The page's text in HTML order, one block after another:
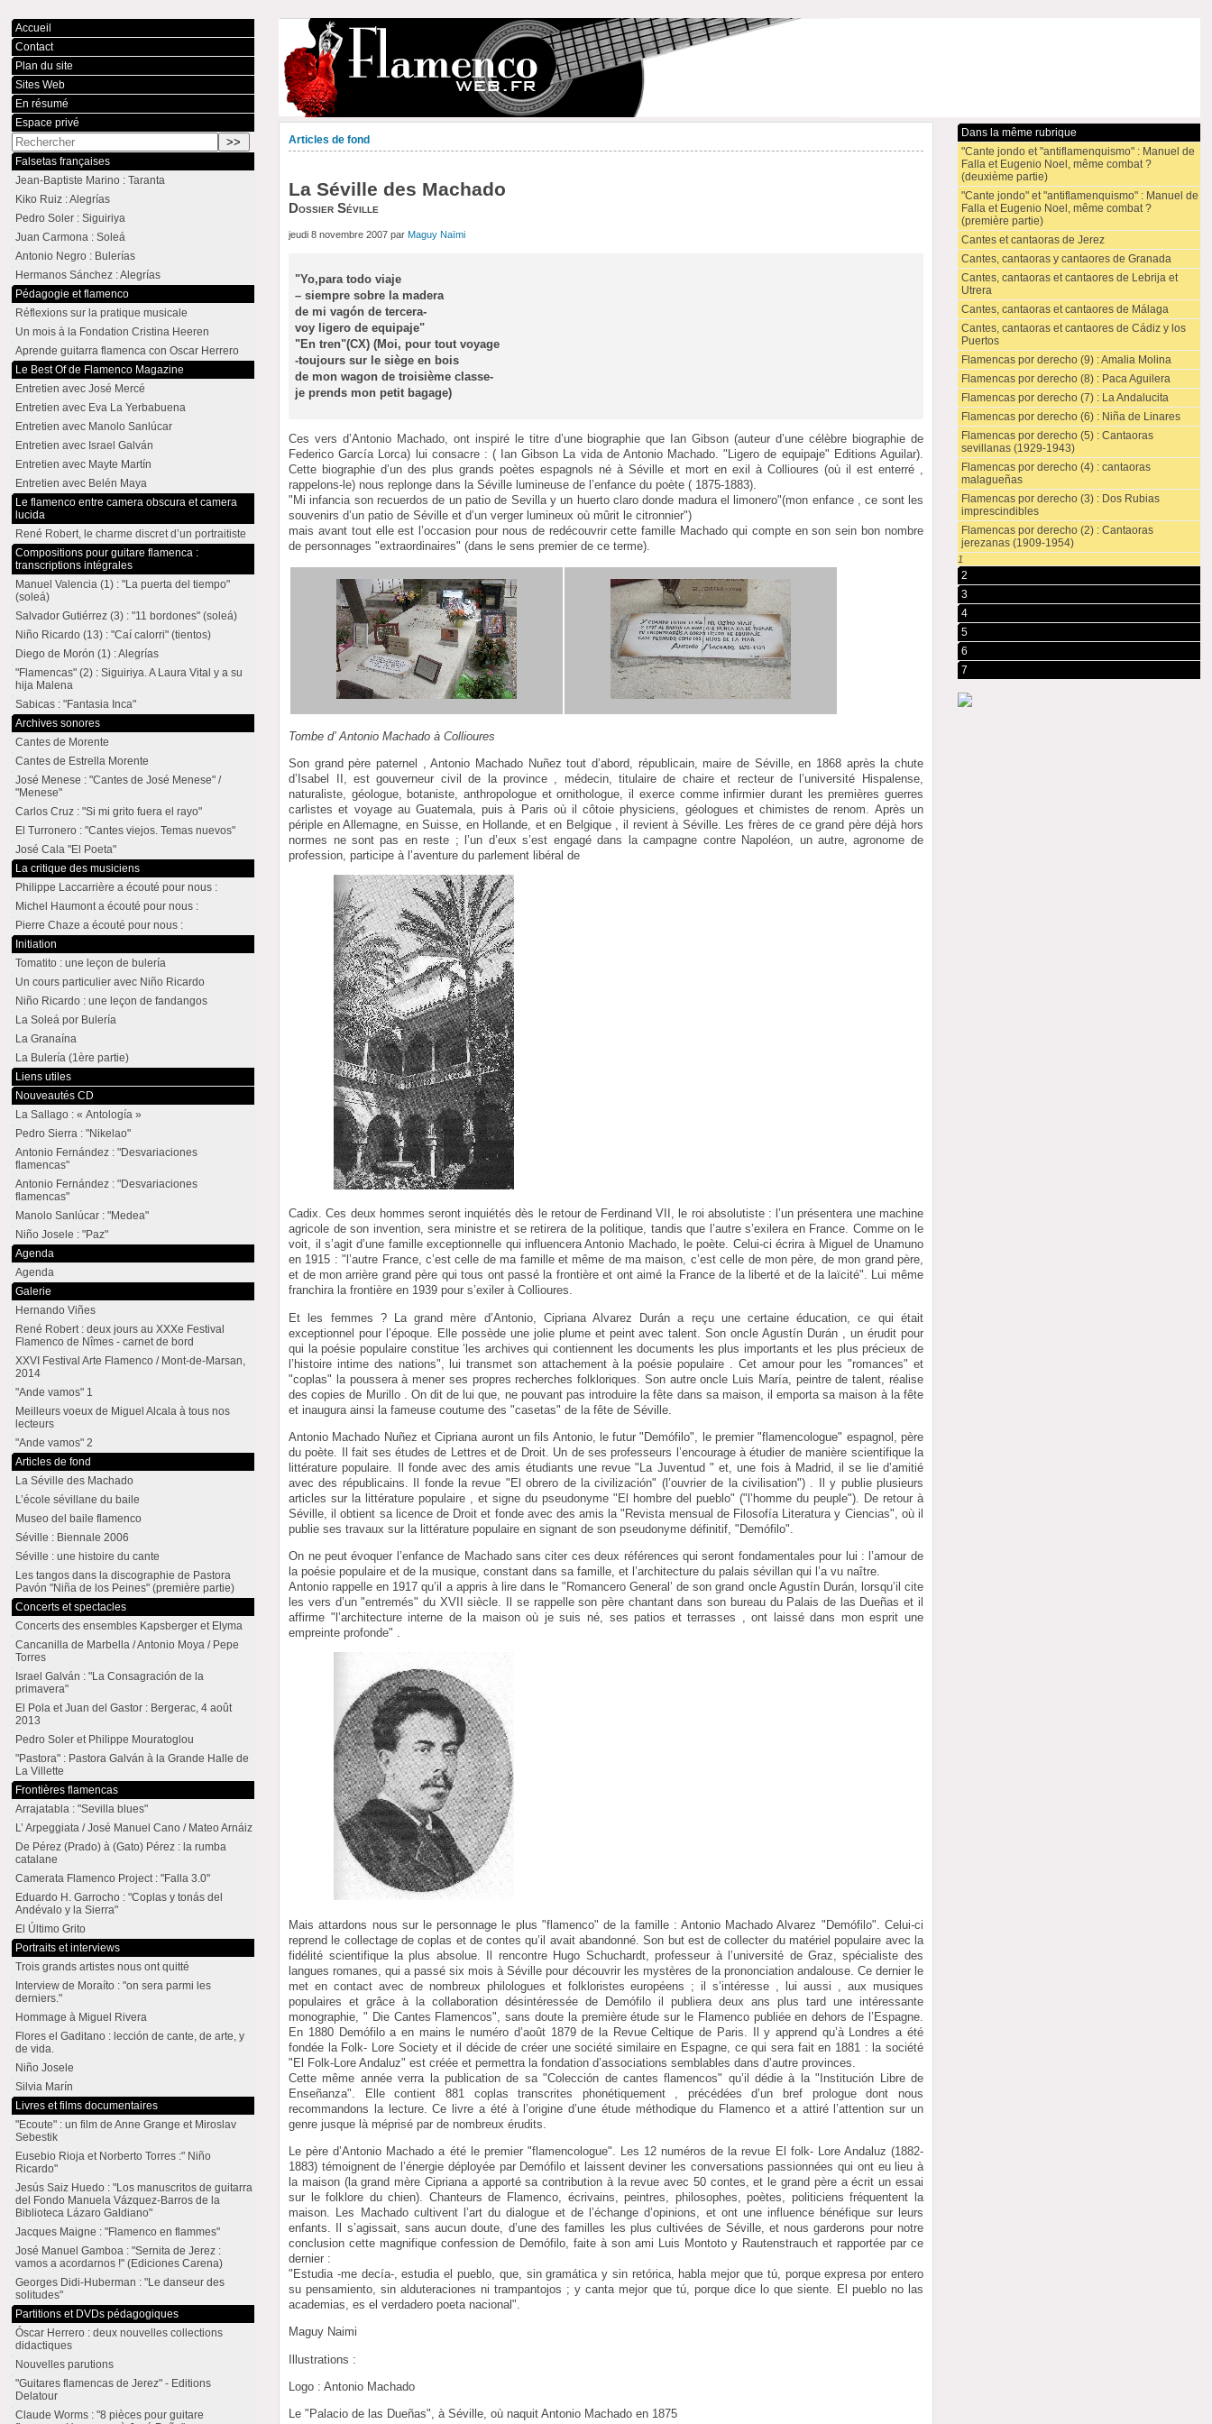
Articles de fond
La Séville des Machado
Dossier Séville
jeudi 8 novembre 2007 parMaguy Naïmi
"Yo,para todo viaje
–siempre sobre la madera
de mi vagón de tercera-
voy ligero de equipaje"
"En tren"(CX) (Moi, pour tout voyage
-toujours sur le siège en bois
de mon wagon de troisième classe-
je prends mon petit bagage)
Ces vers d’Antonio Machado, ont inspiré le titre d’une biographie que Ian Gibson (auteur d’une célèbre biographie de
Federico García Lorca) lui consacre : ( Ian Gibson La vida de Antonio Machado. "Ligero de equipaje" Editions Aguilar).
Cette biographie d’un des plus grands poètes espagnols né à Séville et mort en exil à Collioures (où il est enterré ,
rappelons-le) nous replonge dans la Séville lumineuse de l’enfance du poète ( 1875-1883).
"Mi infancia son recuerdos de un patio de Sevilla y un huerto claro donde madura el limonero"(mon enfance , ce sont les
souvenirs d’un patio de Séville et d’un verger lumineux où mûrit le citronnier")
mais avant tout elle est l’occasion pour nous de redécouvrir cette famille Machado qui compte en son sein bon nombre
de personnages "extraordinaires" (dans le sens premier de ce terme).
Tombe d’ Antonio Machado à Collioures
Son grand père paternel , Antonio Machado Nuñez tout d’abord, républicain, maire de Séville, en 1868 après la chute
d’Isabel II, est gouverneur civil de la province , médecin, titulaire de chaire et recteur de l’université Hispalense,
naturaliste, géologue, botaniste, anthropologue et ornithologue, il exerce comme infirmier durant les premières guerres
carlistes et voyage au Guatemala, puis à Paris où il côtoie physiciens, géologues et chimistes de renom. Après un
périple en Allemagne, en Suisse, en Hollande, et en Belgique , il revient à Séville. Les frères de ce grand père déjà hors
normes ne sont pas en reste ; l’un d’eux s’est engagé dans la campagne contre Napoléon, un autre, agronome de
profession, participe à l’aventure du parlement libéral de
Cadix. Ces deux hommes seront inquiétés dès le retour de Ferdinand VII, le roi absolutiste : l’un présentera une machine
agricole de son invention, sera ministre et se retirera de la politique, tandis que l’autre s’exilera en France. Comme on le
voit, il s’agit d’une famille exceptionnelle qui influencera Antonio Machado, le poète. Celui-ci écrira à Miguel de Unamuno
en 1915 : "l’autre France, c’est celle de ma famille et même de ma maison, c’est celle de mon père, de mon grand père,
et de mon arrière grand père qui tous ont passé la frontière et ont aimé la France de la liberté et de la laïcité". Lui même
franchira la frontière en 1939 pour s’exiler à Collioures.
Et les femmes ? La grand mère d’Antonio, Cipriana Alvarez Durán a reçu une certaine éducation, ce qui était
exceptionnel pour l’époque. Elle possède une jolie plume et peint avec talent. Son oncle Agustín Durán , un érudit pour
qui la poésie populaire constitue ’les archives qui contiennent les documents les plus importants et les plus précieux de
l’histoire intime des nations", lui transmet son attachement à la poésie populaire . Cet amour pour les "romances" et
"coplas" la poussera à mener ses propres recherches folkloriques. Son autre oncle Luis María, peintre de talent, réalise
des copies de Murillo . On dit de lui que, ne pouvant pas introduire la fête dans sa maison, il emporta sa maison à la fête
et inaugura ainsi la fameuse coutume des "casetas" de la fête de Séville.
Antonio Machado Nuñez et Cipriana auront un fils Antonio, le futur "Demófilo", le premier "flamencologue" espagnol, père
du poète. Il fait ses études de Lettres et de Droit. Un de ses professeurs l’encourage à étudier de manière scientifique la
littérature populaire. Il fonde avec des amis étudiants une revue "La Juventud " et, une fois à Madrid, il se lie d’amitié
avec des républicains. Il fonde la revue "El obrero de la civilización" (l’ouvrier de la civilisation") . Il y publie plusieurs
articles sur la littérature populaire , et signe du pseudonyme "El hombre del pueblo" ("l’homme du peuple"). De retour à
Séville, il obtient sa licence de Droit et fonde avec des amis la "Revista mensual de Filosofía Literatura y Ciencias", où il
publie ses travaux sur la littérature populaire en signant de son pseudonyme définitif, "Demófilo".
On ne peut évoquer l’enfance de Machado sans citer ces deux références qui seront fondamentales pour lui : l’amour de
la poésie populaire et de la musique, constant dans sa famille, et l’architecture du palais sévillan qui l’a vu naître.
Antonio rappelle en 1917 qu’il a appris à lire dans le "Romancero General’ de son grand oncle Agustín Durán, lorsqu’il cite
les vers d’un "entremés" du XVII siècle. Il se rappelle son père chantant dans son bureau du Palais de las Dueñas et il
affirme "l’architecture interne de la maison où je suis né, ses patios et terrasses , ont laissé dans mon esprit une
empreinte profonde" .
Mais attardons nous sur le personnage le plus "flamenco" de la famille : Antonio Machado Alvarez "Demófilo". Celui-ci
reprend le collectage de coplas et de contes qu’il avait abandonné. Son but est de collecter du matériel populaire avec la
fidélité scientifique la plus absolue. Il rencontre Hugo Schuchardt, professeur à l’université de Graz, spécialiste des
langues romanes, qui a passé six mois à Séville pour découvrir les mystères de la prononciation andalouse. Ce dernier le
met en contact avec de nombreux philologues et folkloristes européens ; il s’intéresse , lui aussi , aux musiques
populaires et grâce à la collaboration désintéressée de Demófilo il publiera deux ans plus tard une intéressante
monographie, " Die Cantes Flamencos", sans doute la première étude sur le Flamenco publiée en dehors de l’Espagne.
En 1880 Demófilo a en mains le numéro d’août 1879 de la Revue Celtique de Paris. Il y apprend qu’à Londres a été
fondée la Folk- Lore Society et il décide de créer une société similaire en Espagne, ce qui sera fait en 1881 : la société
"El Folk-Lore Andaluz" est créée et permettra la fondation d’associations semblables dans d’autre provinces.
Cette même année verra la publication de sa "Colección de cantes flamencos" qu’il dédie à la "Institución Libre de
Enseñanza". Elle contient 881 coplas transcrites phonétiquement , précédées d’un bref prologue dont nous
recommandons la lecture. Ce livre a été à l’origine d’une étude méthodique du Flamenco et a attiré l’attention sur un
genre jusque là méprisé par de nombreux érudits.
Le père d’Antonio Machado a été le premier "flamencologue". Les 12 numéros de la revue El folk- Lore Andaluz (1882-
1883) témoignent de l’énergie déployée par Demófilo et laissent deviner les conversations passionnées qui ont eu lieu à
la maison (la grand mère Cipriana a apporté sa contribution à la revue avec 50 contes, et le grand père a écrit un essai
sur le folklore du chien). Chanteurs de Flamenco, écrivains, peintres, philosophes, poètes, politiciens fréquentent la
maison. Les Machado cultivent l’art du dialogue et de l’échange d’opinions, et ont une influence bénéfique sur leurs
enfants. Il s’agissait, sans aucun doute, d’une des familles les plus cultivées de Séville, et nous garderons pour notre
conclusion cette magnifique confession de Demófilo, faite à son ami Luis Montoto y Rautenstrauch et rapportée par ce
dernier :
"Estudia -me decía-, estudia el pueblo, que, sin gramática y sin retórica, habla mejor que tú, porque expresa por entero
su pensamiento, sin alduteraciones ni trampantojos ; y canta mejor que tú, porque dice lo que siente. El pueblo no las
academias, es el verdadero poeta nacional".
Maguy Naimi
Illustrations :
Logo : Antonio Machado
Le "Palacio de las Dueñas", à Séville, où naquit Antonio Machado en 1875
Dans la même rubrique
"Cante jondo et "antiflamenquismo" : Manuel de
Falla et Eugenio Noel, même combat ?
(deuxième partie)
"Cante jondo" et "antiflamenquismo" : Manuel de
Falla et Eugenio Noel, même combat ?
(première partie)
Cantes et cantaoras de Jerez
Cantes, cantaoras y cantaores de Granada
Cantes, cantaoras et cantaores de Lebrija et
Utrera
Cantes, cantaoras et cantaores de Málaga
Cantes, cantaoras et cantaores de Cádiz y los
Puertos
Flamencas por derecho (9) : Amalia Molina
Flamencas por derecho (8) : Paca Aguilera
Flamencas por derecho (7) : La Andalucita
Flamencas por derecho (6) : Niña de Linares
Flamencas por derecho (5) : Cantaoras
sevillanas (1929-1943)
Flamencas por derecho (4) : cantaoras
malagueñas
Flamencas por derecho (3) : Dos Rubias
imprescindibles
Flamencas por derecho (2) : Cantaoras
jerezanas (1909-1954)
1
2
3
4
5
6
7
Accueil
Contact
Plan du site
Sites Web
En résumé
Espace privé
Falsetas françaises
Jean-Baptiste Marino : Taranta
Kiko Ruiz : Alegrías
Pedro Soler : Siguiriya
Juan Carmona : Soleá
Antonio Negro : Bulerías
Hermanos Sánchez : Alegrías
Pédagogie et flamenco
Réflexions sur la pratique musicale
Un mois à la Fondation Cristina Heeren
Aprende guitarra flamenca con Oscar Herrero
Le Best Of de Flamenco Magazine
Entretien avec José Mercé
Entretien avec Eva La Yerbabuena
Entretien avec Manolo Sanlúcar
Entretien avec Israel Galván
Entretien avec Mayte Martín
Entretien avec Belén Maya
Le flamenco entre camera obscura et camera
lucida
René Robert, le charme discret d’un portraitiste
Compositions pour guitare flamenca :
transcriptions intégrales
Manuel Valencia (1) : "La puerta del tiempo"
(soleá)
Salvador Gutiérrez (3) : "11 bordones" (soleá)
Niño Ricardo (13) : "Caí calorri" (tientos)
Diego de Morón (1) : Alegrías
"Flamencas" (2) : Siguiriya. A Laura Vital y a su
hija Malena
Sabicas : "Fantasia Inca"
Archives sonores
Cantes de Morente
Cantes de Estrella Morente
José Menese : "Cantes de José Menese" /
"Menese"
Carlos Cruz : "Si mi grito fuera el rayo"
El Turronero : "Cantes viejos. Temas nuevos"
José Cala "El Poeta"
La critique des musiciens
Philippe Laccarrière a écouté pour nous :
Michel Haumont a écouté pour nous :
Pierre Chaze a écouté pour nous :
Initiation
Tomatito : une leçon de bulería
Un cours particulier avec Niño Ricardo
Niño Ricardo : une leçon de fandangos
La Soleá por Bulería
La Granaína
La Bulería (1ère partie)
Liens utiles
Nouveautés CD
La Sallago : « Antología »
Pedro Sierra : "Nikelao"
Antonio Fernández : "Desvariaciones
flamencas"
Antonio Fernández : "Desvariaciones
flamencas"
Manolo Sanlúcar : "Medea"
Niño Josele : "Paz"
Agenda
Agenda
Galerie
Hernando Viñes
René Robert : deux jours au XXXe Festival
Flamenco de Nîmes - carnet de bord
XXVI Festival Arte Flamenco / Mont-de-Marsan,
2014
"Ande vamos" 1
Meilleurs voeux de Miguel Alcala à tous nos
lecteurs
"Ande vamos" 2
Articles de fond
La Séville des Machado
L’école sévillane du baile
Museo del baile flamenco
Séville : Biennale 2006
Séville : une histoire du cante
Les tangos dans la discographie de Pastora
Pavón "Niña de los Peines" (première partie)
Concerts et spectacles
Concerts des ensembles Kapsberger et Elyma
Cancanilla de Marbella / Antonio Moya / Pepe
Torres
Israel Galván : "La Consagración de la
primavera"
El Pola et Juan del Gastor : Bergerac, 4 août
2013
Pedro Soler et Philippe Mouratoglou
"Pastora" : Pastora Galván à la Grande Halle de
La Villette
Frontières flamencas
Arrajatabla : "Sevilla blues"
L’ Arpeggiata / José Manuel Cano / Mateo Arnáiz
De Pérez (Prado) à (Gato) Pérez : la rumba
catalane
Camerata Flamenco Project : "Falla 3.0"
Eduardo H. Garrocho : "Coplas y tonás del
Andévalo y la Sierra"
El Último Grito
Portraits et interviews
Trois grands artistes nous ont quitté
Interview de Moraíto : "on sera parmi les
derniers."
Hommage à Miguel Rivera
Flores el Gaditano : lección de cante, de arte, y
de vida.
Niño Josele
Silvia Marín
Livres et films documentaires
"Ecoute" : un film de Anne Grange et Miroslav
Sebestik
Eusebio Rioja et Norberto Torres :" Niño
Ricardo"
Jesús Saiz Huedo : "Los manuscritos de guitarra
del Fondo Manuela Vázquez-Barros de la
Biblioteca Lázaro Galdiano"
Jacques Maigne : "Flamenco en flammes"
José Manuel Gamboa : "Sernita de Jerez :
vamos a acordarnos !" (Ediciones Carena)
Georges Didi-Huberman : "Le danseur des
solitudes"
Partitions et DVDs pédagogiques
Óscar Herrero : deux nouvelles collections
didactiques
Nouvelles parutions
"Guitares flamencas de Jerez" - Editions
Delatour
Claude Worms : "8 pièces pour guitare